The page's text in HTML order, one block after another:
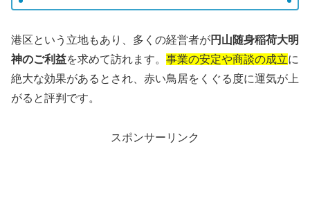
港区という立地もあり、多くの経営者が円山随身稲荷大明
神のご利益を求めて訪れます。 事業の安定や商談の成立に
絶大な効果があるとされ、赤い鳥居をくぐる度に運気が上
がると評判です。
スポンサーリンク